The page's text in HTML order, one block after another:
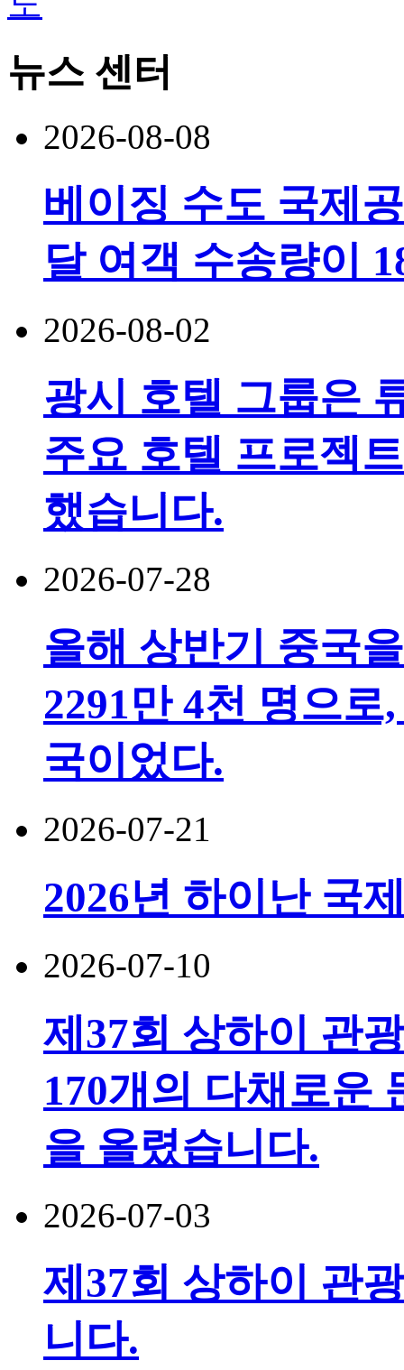
뉴스 센터
2026-08-08
베이징 수도 국제
달 여객 수송량이
2026-08-02
광시 호텔 그룹은
주요 호텔 프로젝
했습니다.
2026-07-28
올해 상반기 중국
2291만 4천 명으
국이었다.
2026-07-21
2026년 하이난 국
2026-07-10
제37회 상하이 관
170개의 다채로운
을 올렸습니다.
2026-07-03
제37회 상하이 관
니다.